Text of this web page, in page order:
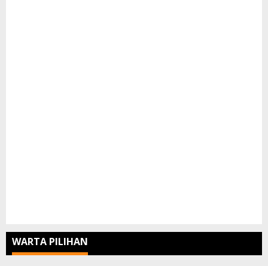
WARTA PILIHAN